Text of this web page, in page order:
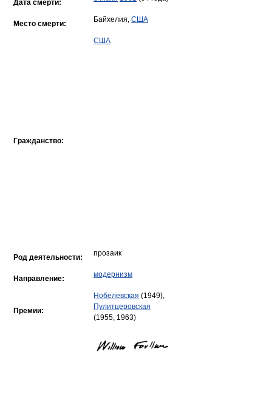
Дата смерти:
Место смерти: Байхелия, США
Гражданство:
США
Род деятельности: прозаик
Направление: модернизм
Премии:
Нобелевская (1949),
Пулитцеровская
(1955, 1963)